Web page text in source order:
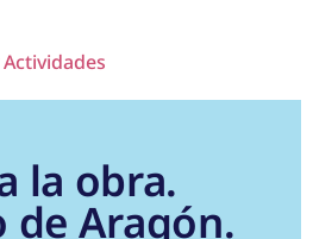
la obra.
de Aragón.